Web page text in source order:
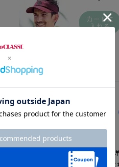
カートに
入れる
交換・返品はお気軽に！
△：残りわずか
～頃お届け：入荷次第、お届け。
再入荷予約：メールでお知らせ。
1週間前後でお届け： 詳しくは